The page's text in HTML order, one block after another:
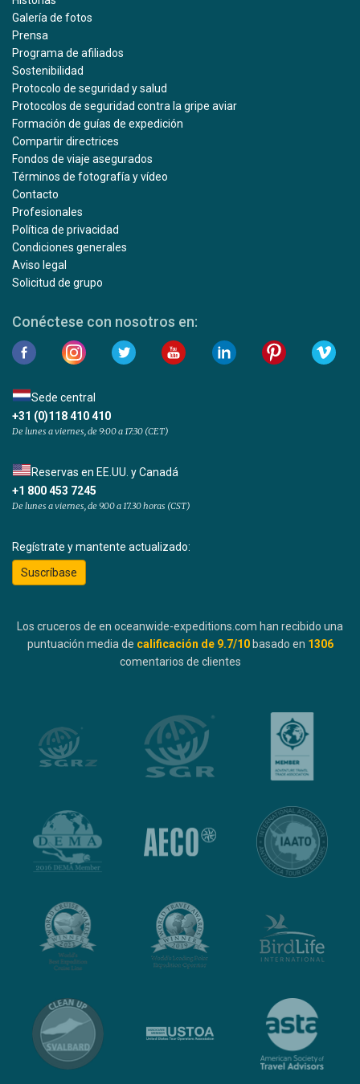
Galería de fotos
Prensa
Programa de afiliados
Sostenibilidad
Protocolo de seguridad y salud
Protocolos de seguridad contra la gripe aviar
Formación de guías de expedición
Compartir directrices
Fondos de viaje asegurados
Términos de fotografía y vídeo
Contacto
Profesionales
Política de privacidad
Condiciones generales
Aviso legal
Solicitud de grupo
Conéctese con nosotros en:
Sede central
+31 (0)118 410 410
De lunes a viernes, de 9:00 a 17:30 (CET)
Reservas en EE.UU. y Canadá
+1 800 453 7245
De lunes a viernes, de 9.00 a 17.30 horas (CST)
Regístrate y mantente actualizado:
Suscríbase
Los cruceros de en oceanwide-expeditions.com han recibido una
puntuación media de calificación de 9.7/10 basado en 1306
comentarios de clientes